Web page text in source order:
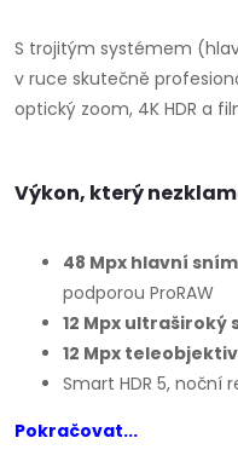
S trojitým systémem
v ruce skutečně
optický zoom, 4K HDR a
Výkon, který
48 Mpx hlavní
podporou ProRAW
12 Mpx ultraširoký
12 Mpx teleobjektiv
Smart HDR 5, noční
Pokračovat...